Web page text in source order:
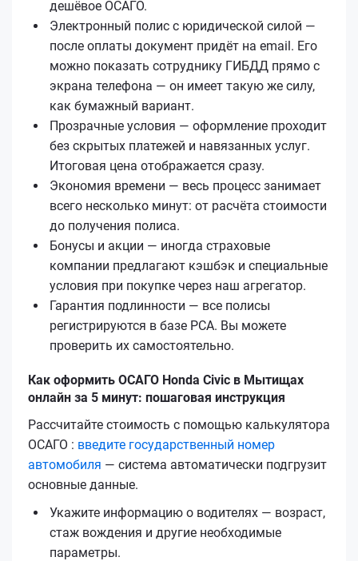
дешёвое ОСАГО.
Электронный полис с юридической силой —
после оплаты документ придёт на email. Его
можно показать сотруднику ГИБДД прямо с
экрана телефона — он имеет такую же силу,
как бумажный вариант.
Прозрачные условия — оформление проходит
без скрытых платежей и навязанных услуг.
Итоговая цена отображается сразу.
Экономия времени — весь процесс занимает
всего несколько минут: от расчёта стоимости
до получения полиса.
Бонусы и акции — иногда страховые
компании предлагают кэшбэк и специальные
условия при покупке через наш агрегатор.
Гарантия подлинности — все полисы
регистрируются в базе РСА. Вы можете
проверить их самостоятельно.
Как оформить ОСАГО Honda Civic в Мытищах
онлайн за 5 минут: пошаговая инструкция
Рассчитайте стоимость с помощью калькулятора
ОСАГО : введите государственный номер
автомобиля — система автоматически подгрузит
основные данные.
Укажите информацию о водителях — возраст,
стаж вождения и другие необходимые
параметры.